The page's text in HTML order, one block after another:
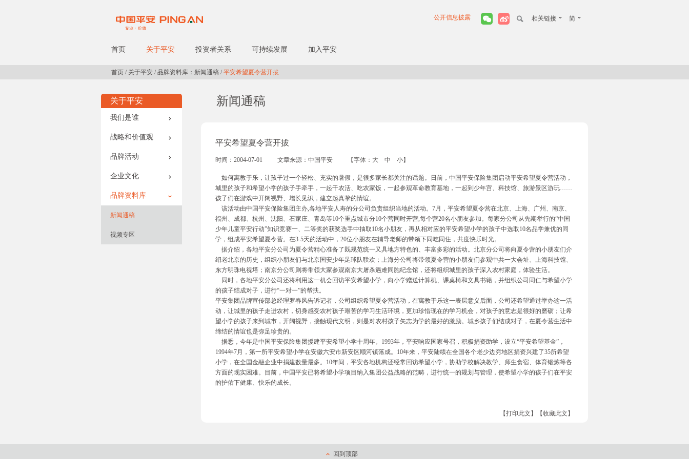
公开信息披露 相关链接 简
首页 关于平安 投资者关系 可持续发展 加入平安
首页 / 关于平安 / 品牌资料库：新闻通稿 / 平安希望夏令营开拔
新闻通稿
平安希望夏令营开拔
时间：2004-07-01 文章来源：中国平安 【字体： 大 中 小】
如何寓教于乐，让孩子过一个轻松、充实的暑假，是很多家长都关注的话题。日前，中国平安保险集团启动平安希望夏令营活动，
城里的孩子和希望小学的孩子手牵手，一起干农活、吃农家饭，一起参观革命教育基地，一起到少年宫、科技馆、旅游景区游玩……
孩子们在游戏中开阔视野、增长见识，建立起真挚的情谊。
该活动由中国平安保险集团主办,各地平安人寿的分公司负责组织当地的活动。7月，平安希望夏令营在北京、上海、广州、南京、
福州、成都、杭州、沈阳、石家庄、青岛等10个重点城市分10个营同时开营,每个营20名小朋友参加。每家分公司从先期举行的“中国
少年儿童平安行动”知识竞赛一、二等奖的获奖选手中抽取10名小朋友，再从相对应的平安希望小学的孩子中选取10名品学兼优的同
学，组成平安希望夏令营。在3-5天的活动中，20位小朋友在辅导老师的带领下同吃同住，共度快乐时光。
据介绍，各地平安分公司为夏令营精心准备了既规范统一又具地方特色的、丰富多彩的活动。北京分公司将向夏令营的小朋友们介
绍老北京的历史，组织小朋友们与北京国安少年足球队联欢；上海分公司将带领夏令营的小朋友们参观中共一大会址、上海科技馆、
东方明珠电视塔；南京分公司则将带领大家参观南京大屠杀遇难同胞纪念馆，还将组织城里的孩子深入农村家庭，体验生活。
同时，各地平安分公司还将利用这一机会回访平安希望小学，向小学赠送计算机、课桌椅和文具书籍，并组织公司同仁与希望小学
的孩子结成对子，进行“一对一”的帮扶。
平安集团品牌宣传部总经理罗春风告诉记者，公司组织希望夏令营活动，在寓教于乐这一表层意义后面，公司还希望通过举办这一活
动，让城里的孩子走进农村，切身感受农村孩子艰苦的学习生活环境，更加珍惜现在的学习机会，对孩子的意志是很好的磨砺；让希
望小学的孩子来到城市，开阔视野，接触现代文明，则是对农村孩子矢志为学的最好的激励。城乡孩子们结成对子，在夏令营生活中
缔结的情谊也是弥足珍贵的。
据悉，今年是中国平安保险集团援建平安希望小学十周年。1993年，平安响应国家号召，积极捐资助学，设立“平安希望基金”，
1994年7月，第一所平安希望小学在安徽六安市新安区顺河镇落成。10年来，平安陆续在全国各个老少边穷地区捐资兴建了35所希望
小学，在全国金融企业中捐建数量最多。10年间，平安各地机构还经常回访希望小学，协助学校解决教学、师生食宿、体育锻炼等各
方面的现实困难。目前，中国平安已将希望小学项目纳入集团公益战略的范畴，进行统一的规划与管理，使希望小学的孩子们在平安
的护佑下健康、快乐的成长。
【打印此文】 【收藏此文】
关于平安
我们是谁
战略和价值观
品牌活动
企业文化
品牌资料库
新闻通稿
视频专区
回到顶部